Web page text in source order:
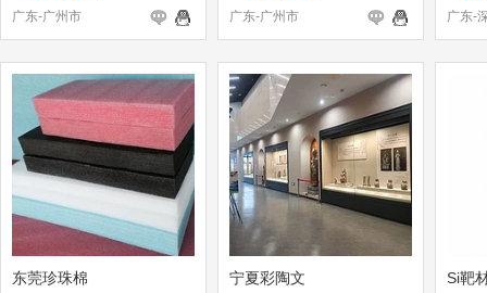
广东-广州市
广东-广州市
广东-
东莞珍珠棉 宁夏彩陶文 Si靶